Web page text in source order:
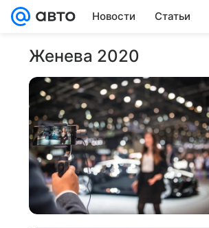
Новости Статьи
Женева 2020